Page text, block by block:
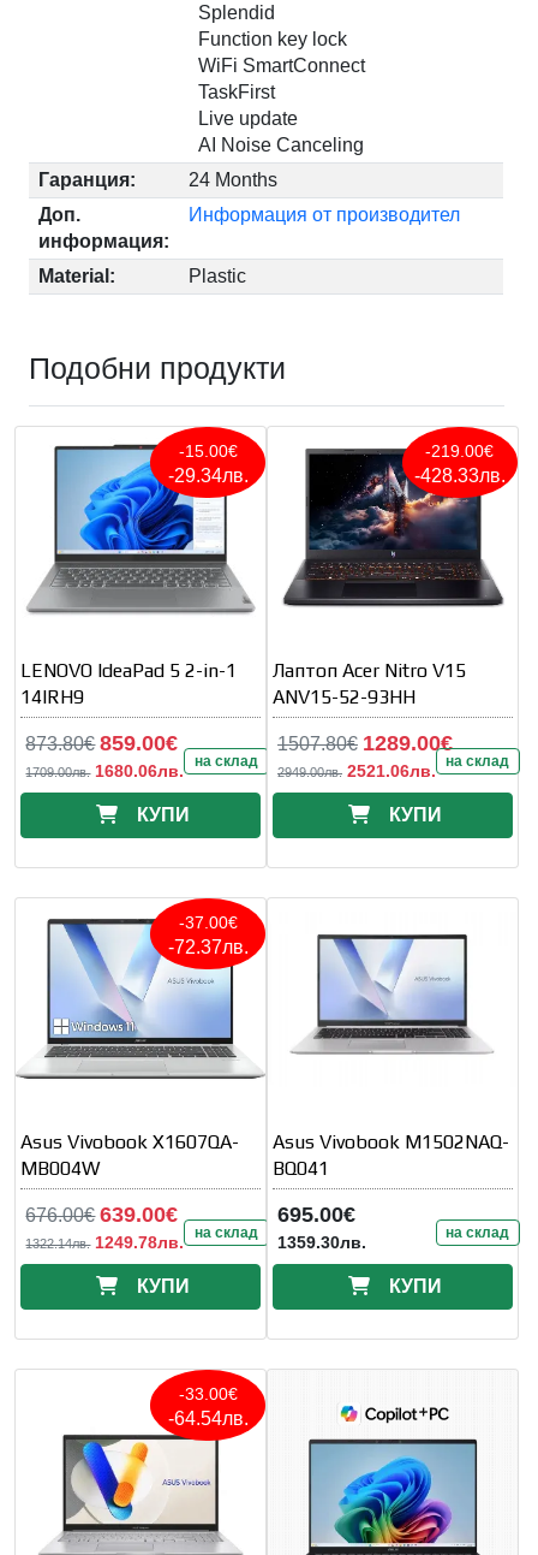
Splendid
Function key lock
WiFi SmartConnect
TaskFirst
Live update
AI Noise Canceling
Гаранция:
24 Months
Доп.
информация:
Информация от производител
Material: Plastic
Подобни продукти
-15.00€
-29.34лв.
LENOVO IdeaPad 5 2-in-1
14IRH9
873.80€ 859.00€
1709.00лв. 1680.06лв. на склад
КУПИ
-219.00€
-428.33лв.
Лаптоп Acer Nitro V15
ANV15-52-93HH
1507.80€ 1289.00€
2949.00лв. 2521.06лв. на склад
КУПИ
-37.00€
-72.37лв.
Asus Vivobook X1607QA-
MB004W
676.00€ 639.00€
1322.14лв. 1249.78лв. на склад
КУПИ
Asus Vivobook M1502NAQ-
BQ041
695.00€
1359.30лв. на склад
КУПИ
-33.00€
-64.54лв.